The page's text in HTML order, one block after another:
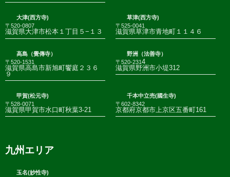
大津(西方寺)
〒520-0807
滋賀県大津市松本１丁目５−１３
草津(西方寺)
〒525-0041
滋賀県草津市青地町１１４６
高島（覺傳寺）
〒520-1531
滋賀県高島市新旭町饗庭２３６
９
野洲（法善寺）
〒520-2314
滋賀県野洲市小堤312
甲賀(松元寺)
〒528-0071
滋賀県甲賀市水口町秋葉3-21
千本中立売(國生寺)
〒602-8342
京都府京都市上京区五番町161
九州エリア
玉名(妙性寺)